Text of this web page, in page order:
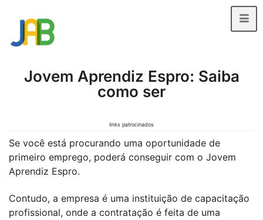
Jovem Aprendiz Espro: Saiba
como ser
links patrocinados
Se você está procurando uma oportunidade de
primeiro emprego, poderá conseguir com o Jovem
Aprendiz Espro.
Contudo, a empresa é uma instituição de capacitação
profissional, onde a contratação é feita de uma